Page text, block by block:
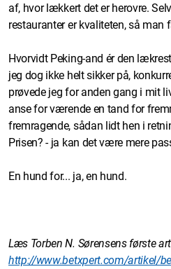
af, hvor lækkert det er herovre.
restauranter er kvaliteten, så man
Hvorvidt Peking-and ér den
jeg dog ikke helt sikker på,
prøvede jeg for anden gang i mit
anse for værende en tand for
fremragende, sådan lidt hen i
Prisen? - ja kan det være mere
En hund for... ja, en hund.
Læs Torben N. Sørensens første
http://www.betxpert.com/artikel/